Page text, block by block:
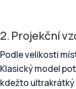
2. Projekční
Podle velikosti
Klasický model
kdežto